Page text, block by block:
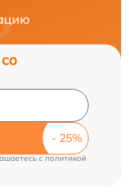
cполитикой